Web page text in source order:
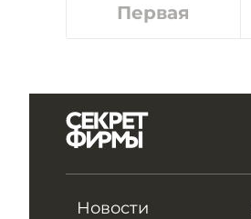
Первая
Новости